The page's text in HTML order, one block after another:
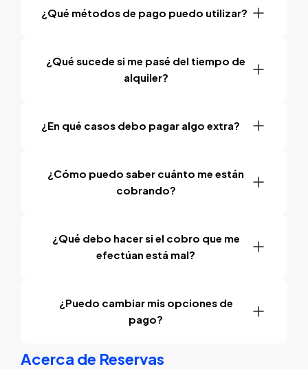
¿Qué métodos de pago puedo utilizar?
¿Qué sucede si me pasé del tiempo de
alquiler?
¿En qué casos debo pagar algo extra?
¿Cómo puedo saber cuánto me están
cobrando?
¿Qué debo hacer si el cobro que me
efectúan está mal?
¿Puedo cambiar mis opciones de
pago?
Acerca de Reservas